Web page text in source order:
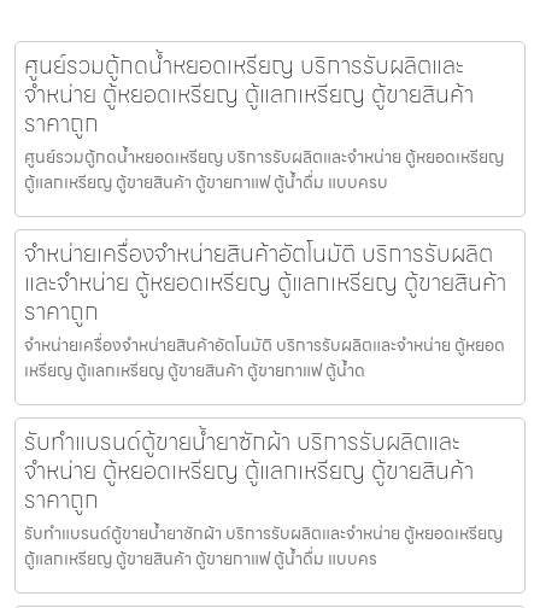
ศูนย์รวมตู้กดน้ำ​หยอดเหรียญ บริการรับผลิตและ
จำหน่าย ตู้หยอดเหรียญ ตู้แลกเหรียญ ตู้ขายสินค้า
ราคาถูก
ศูนย์รวมตู้กดน้ำ​หยอดเหรียญ บริการรับผลิตและจำหน่าย ตู้หยอดเหรียญ
ตู้แลกเหรียญ ตู้ขายสินค้า ตู้ขายกาแฟ ตู้น้ำดื่ม แบบครบ
จำหน่ายเครื่องจำหน่ายสินค้า​อัตโนมัติ บริการรับผลิต
และจำหน่าย ตู้หยอดเหรียญ ตู้แลกเหรียญ ตู้ขายสินค้า
ราคาถูก
จำหน่ายเครื่องจำหน่ายสินค้า​อัตโนมัติ บริการรับผลิตและจำหน่าย ตู้หยอด
เหรียญ ตู้แลกเหรียญ ตู้ขายสินค้า ตู้ขายกาแฟ ตู้น้ำด
รับทำแบรนด์ตู้ขายน้ำยาซักผ้า บริการรับผลิตและ
จำหน่าย ตู้หยอดเหรียญ ตู้แลกเหรียญ ตู้ขายสินค้า
ราคาถูก
รับทำแบรนด์ตู้ขายน้ำยาซักผ้า บริการรับผลิตและจำหน่าย ตู้หยอดเหรียญ
ตู้แลกเหรียญ ตู้ขายสินค้า ตู้ขายกาแฟ ตู้น้ำดื่ม แบบคร